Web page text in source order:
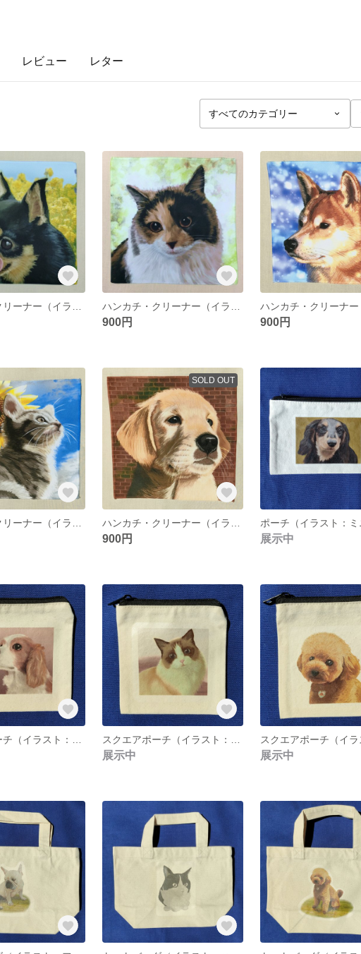
レビュー レター
900円 900円
SOLD OUT
900円 展示中
展示中 展示中